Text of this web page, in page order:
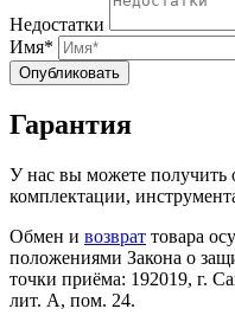
Недостатки
Имя*
Опубликовать
Гарантия
У нас вы можете получить
комплектации,
Обмен и возврат товара
положениями Закона о
точки приёма: 192019, г.
лит. А, пом. 24.